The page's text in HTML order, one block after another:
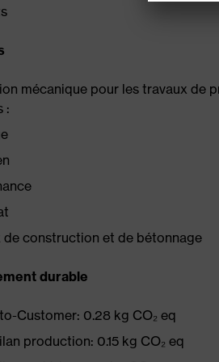
mécanique pour les travaux de
:
de construction et de bétonnage
durable
Customer: 0.28 kg CO₂ eq
production: 0.15 kg CO₂ eq